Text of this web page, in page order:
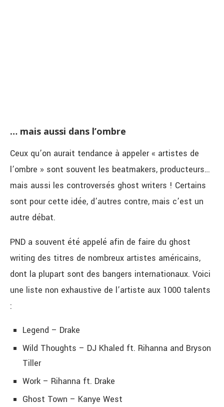
… mais aussi dans l’ombre
Ceux qu’on aurait tendance à appeler « artistes de
l’ombre » sont souvent les beatmakers, producteurs…
mais aussi les controversés ghost writers ! Certains
sont pour cette idée, d’autres contre, mais c’est un
autre débat.
PND a souvent été appelé afin de faire du ghost
writing des titres de nombreux artistes américains,
dont la plupart sont des bangers internationaux. Voici
une liste non exhaustive de l’artiste aux 1000 talents
:
Legend – Drake
Wild Thoughts – DJ Khaled ft. Rihanna and Bryson
Tiller
Work – Rihanna ft. Drake
Ghost Town – Kanye West